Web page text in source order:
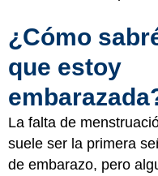
¿Cómo
que estoy
La falta de
suele ser la primera
de embarazo, pero